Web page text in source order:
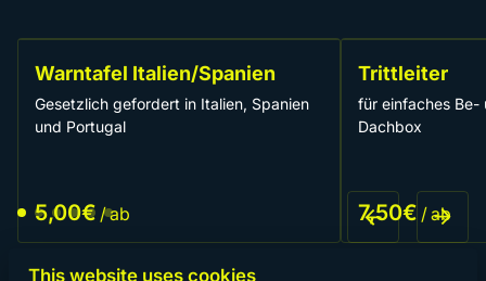
Warntafel Italien/Spanien
Gesetzlich gefordert in Italien, Spanien
und Portugal
/
Trittleiter
für einfaches Be-
Dachbox
/
This website uses cookies